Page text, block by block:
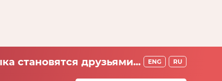
становятся друзьями... ENG RU